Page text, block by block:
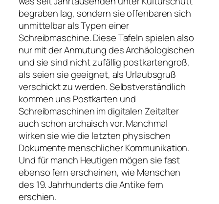
begraben lag, sondern sie offenbaren sich
unmittelbar als Typen einer
Schreibmaschine. Diese Tafeln spielen also
nur mit der Anmutung des Archäologischen
und sie sind nicht zufällig postkartengroß,
als seien sie geeignet, als Urlaubsgruß
verschickt zu werden. Selbstverständlich
kommen uns Postkarten und
Schreibmaschinen im digitalen Zeitalter
auch schon archaisch vor. Manchmal
wirken sie wie die letzten physischen
Dokumente menschlicher Kommunikation.
Und für manch Heutigen mögen sie fast
ebenso fern erscheinen, wie Menschen
des 19. Jahrhunderts die Antike fern
erschien.